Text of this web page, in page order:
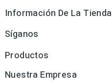
Información De La Tienda
Síganos
Productos
Nuestra Empresa